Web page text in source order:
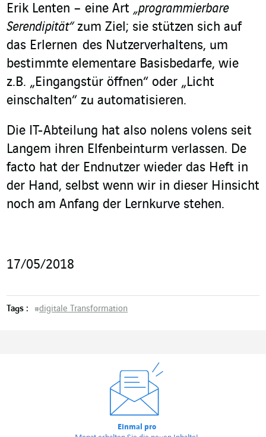
Erik Lenten – eine Art „programmierbare
Serendipität“zum Ziel; sie stützen sich auf
das Erlernen des Nutzerverhaltens, um
bestimmte elementare Basisbedarfe, wie
z.B. „Eingangstür öffnen“ oder „Licht
einschalten“ zu automatisieren.
Die IT-Abteilung hat also nolens volens seit
Langem ihren Elfenbeinturm verlassen. De
facto hat der Endnutzer wieder das Heft in
der Hand, selbst wenn wir in dieser Hinsicht
noch am Anfang der Lernkurve stehen.
17/05/2018
Tags : #digitale Transformation
Einmal pro